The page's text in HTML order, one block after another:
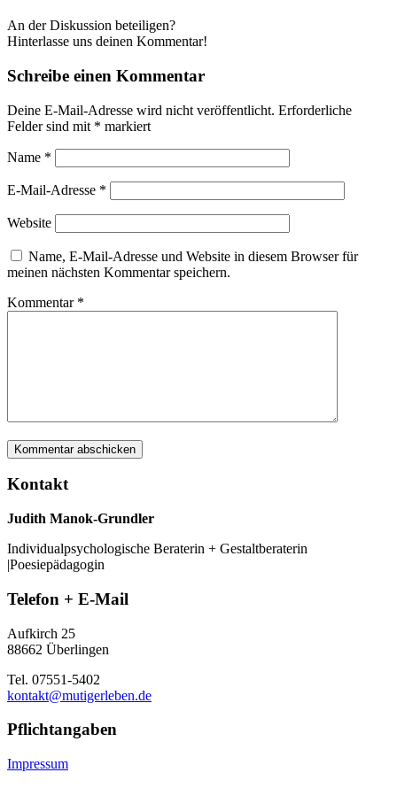
An der Diskussion beteiligen?
Hinterlasse uns deinen Kommentar!
Schreibe einen Kommentar
Deine E-Mail-Adresse wird nicht veröffentlicht. Erforderliche
Felder sind mit * markiert
Name *
E-Mail-Adresse *
Website
Name, E-Mail-Adresse und Website in diesem Browser für
meinen nächsten Kommentar speichern.
Kommentar *
Kontakt
Judith Manok-Grundler
Individualpsychologische Beraterin + Gestaltberaterin
|Poesiepädagogin
Telefon + E-Mail
Aufkirch 25
88662 Überlingen
Tel. 07551-5402
kontakt@mutigerleben.de
Pflichtangaben
Impressum